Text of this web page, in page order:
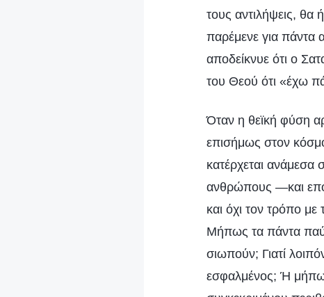
τους αντιλήψεις, θα
παρέμενε για πάντα
αποδείκνυε ότι ο
του Θεού ότι «έχω
Όταν η θεϊκή φύση
επισήμως στον
κατέρχεται ανάμεσα
ανθρώπους —και
και όχι τον τρόπο
Μήπως τα πάντα
σιωπούν; Γιατί
εσφαλμένος; Ή